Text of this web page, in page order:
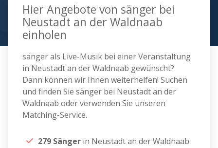
Hier Angebote von sänger bei
Neustadt an der Waldnaab
einholen
sänger als Live-Musik bei einer Veranstaltung
in Neustadt an der Waldnaab gewünscht?
Dann können wir Ihnen weiterhelfen! Suchen
und finden Sie sänger bei Neustadt an der
Waldnaab oder verwenden Sie unseren
Matching-Service.
279 Sänger in Neustadt an der Waldnaab